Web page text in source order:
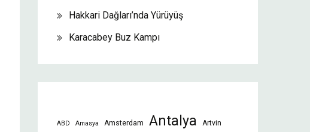
Hakkari Dağları’nda Yürüyüş
Karacabey Buz Kampı
ABD Amasya Amsterdam Antalya
Artvin